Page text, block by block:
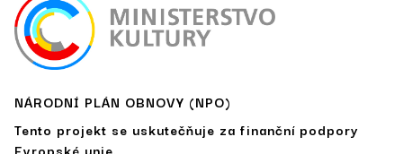
NÁRODNÍ PLÁN OBNOVY (NPO)
Tento projekt se uskutečňuje za finanční podpory
Evropské unie.